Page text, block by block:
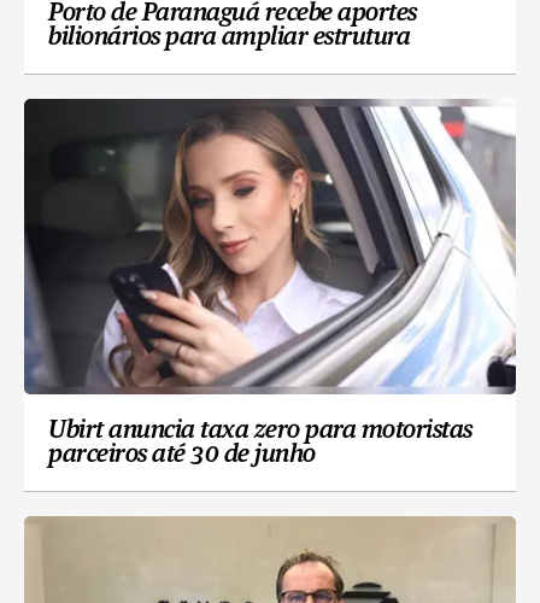
Porto de Paranaguá recebe aportes
bilionários para ampliar estrutura
Ubirt anuncia taxa zero para motoristas
parceiros até 30 de junho